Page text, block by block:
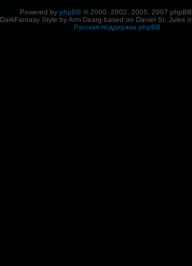
Powered by phpBB © 2000, 2002, 2005, 2007
DarkFantasy Style by Arm Dearg based on Daniel St. Jules
Русская поддержка phpBB